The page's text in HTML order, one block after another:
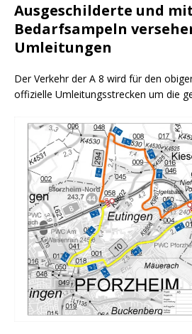
Ausgeschilderte und
Bedarfsampeln
Umleitungen
Der Verkehr der A 8 wird für den
offizielle Umleitungsstrecken um die